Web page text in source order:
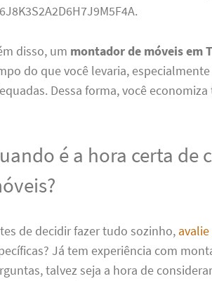
disso, um montador de móveis em
do que você levaria,
Dessa forma, você
é a hora certa
de decidir fazer tudo sozinho,
Já tem experiência com
talvez seja a hora de